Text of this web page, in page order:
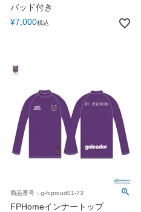
パッド付き
¥7,000税込
商品番号：g-fcproud01-73
FPHomeインナートップ